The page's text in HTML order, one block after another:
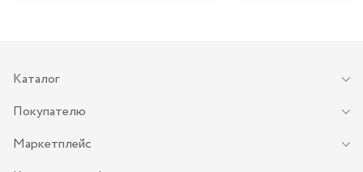
Каталог
Покупателю
Маркетплейс